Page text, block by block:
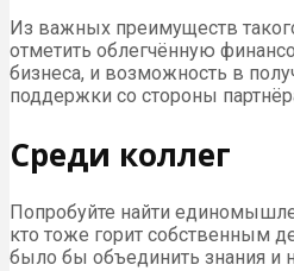
Из важных преимуществ
отметить облегчённую
бизнеса, и возможность в
поддержки со стороны
Среди коллег
Попробуйте найти
кто тоже горит собственным
было бы объединить знания и